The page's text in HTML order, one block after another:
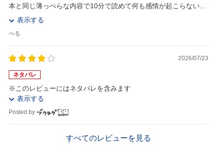
本と同じ薄っぺらな内容で10分で読めて何も感情が起こらない
（怖い話しサイトの素人が作った話しと同レベル）<...
表示する
べる
2026/07/23
ネタバレ
※このレビューにはネタバレを含みます
表示する
Posted by
すべてのレビューを見る